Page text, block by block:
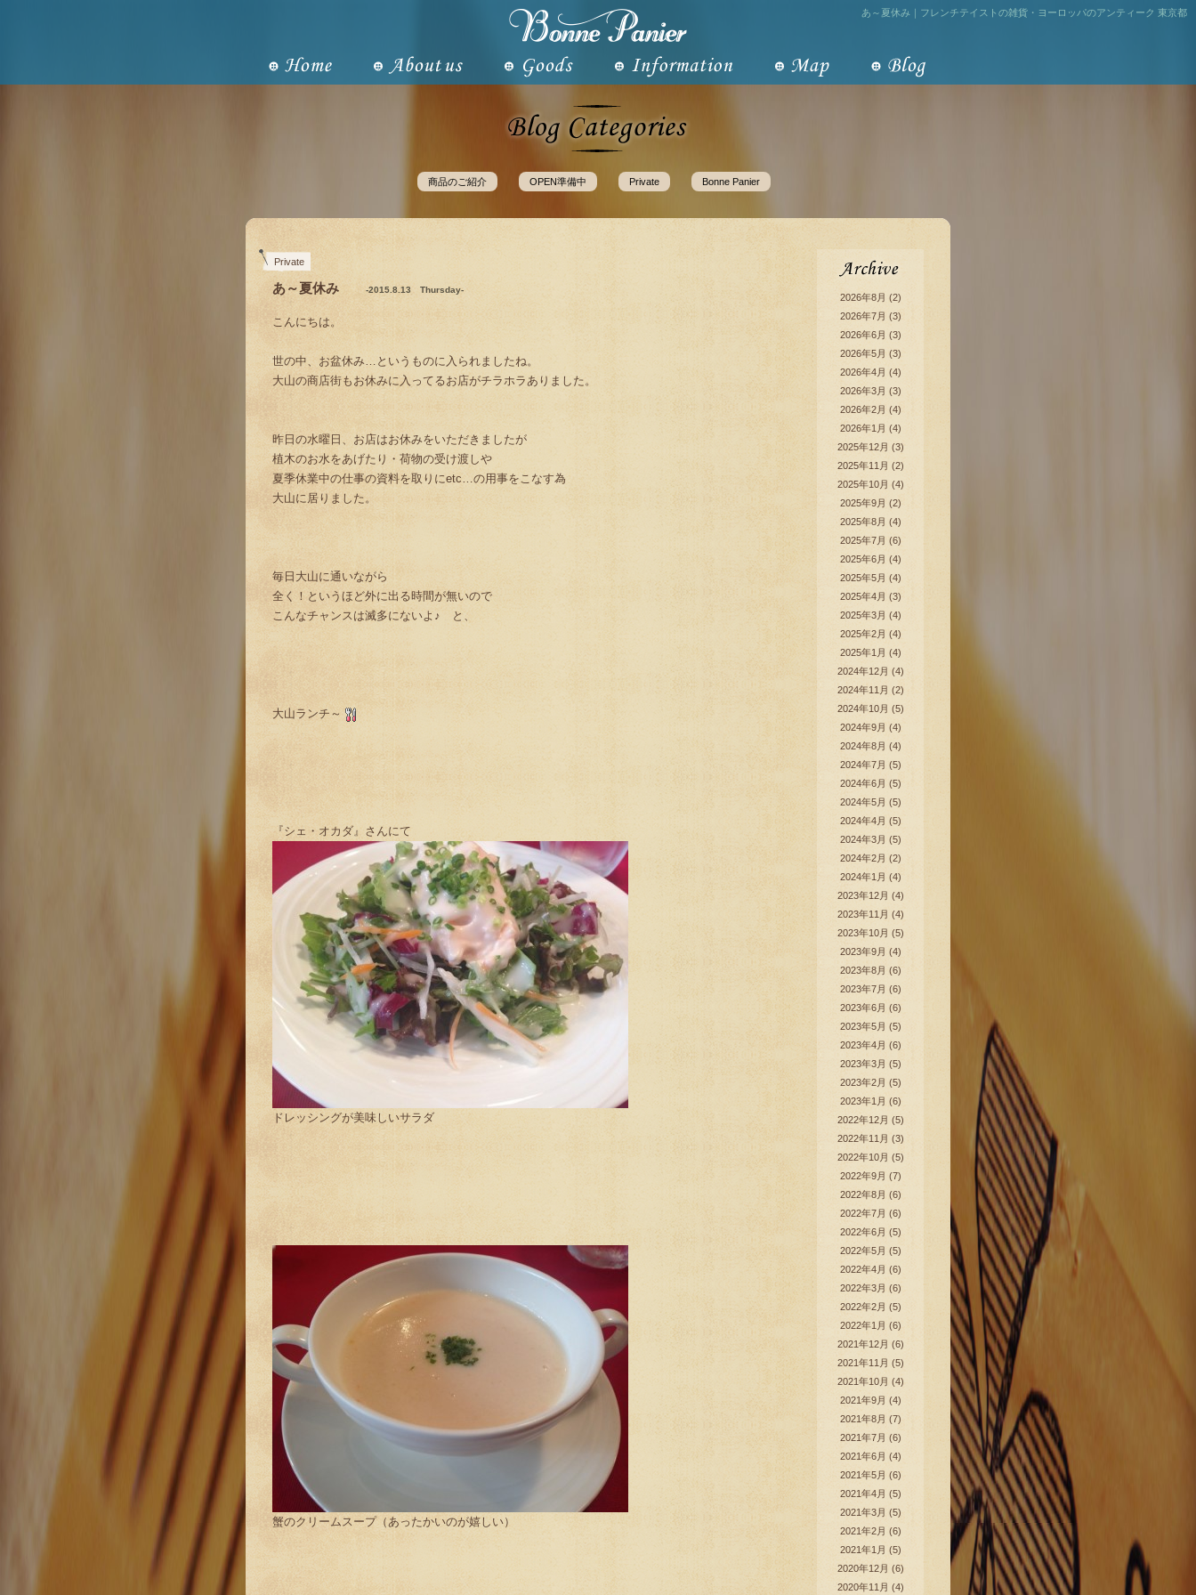
あ～夏休み｜フレンチテイストの雑貨・ヨーロッパのアンティーク 東京都
商品のご紹介 OPEN準備中 Private Bonne Panier
Private
あ～夏休み -2015.8.13 Thursday-
こんにちは。
世の中、お盆休み…というものに入られましたね。
大山の商店街もお休みに入ってるお店がチラホラありました。
昨日の水曜日、お店はお休みをいただきましたが
植木のお水をあげたり・荷物の受け渡しや
夏季休業中の仕事の資料を取りにetc…の用事をこなす為
大山に居りました。
毎日大山に通いながら
全く！というほど外に出る時間が無いので
こんなチャンスは滅多にないよ♪ と、
大山ランチ～
『シェ・オカダ』さんにて
ドレッシングが美味しいサラダ
蟹のクリームスープ（あったかいのが嬉しい）
2026年8月 (2)
2026年7月 (3)
2026年6月 (3)
2026年5月 (3)
2026年4月 (4)
2026年3月 (3)
2026年2月 (4)
2026年1月 (4)
2025年12月 (3)
2025年11月 (2)
2025年10月 (4)
2025年9月 (2)
2025年8月 (4)
2025年7月 (6)
2025年6月 (4)
2025年5月 (4)
2025年4月 (3)
2025年3月 (4)
2025年2月 (4)
2025年1月 (4)
2024年12月 (4)
2024年11月 (2)
2024年10月 (5)
2024年9月 (4)
2024年8月 (4)
2024年7月 (5)
2024年6月 (5)
2024年5月 (5)
2024年4月 (5)
2024年3月 (5)
2024年2月 (2)
2024年1月 (4)
2023年12月 (4)
2023年11月 (4)
2023年10月 (5)
2023年9月 (4)
2023年8月 (6)
2023年7月 (6)
2023年6月 (6)
2023年5月 (5)
2023年4月 (6)
2023年3月 (5)
2023年2月 (5)
2023年1月 (6)
2022年12月 (5)
2022年11月 (3)
2022年10月 (5)
2022年9月 (7)
2022年8月 (6)
2022年7月 (6)
2022年6月 (5)
2022年5月 (5)
2022年4月 (6)
2022年3月 (6)
2022年2月 (5)
2022年1月 (6)
2021年12月 (6)
2021年11月 (5)
2021年10月 (4)
2021年9月 (4)
2021年8月 (7)
2021年7月 (6)
2021年6月 (4)
2021年5月 (6)
2021年4月 (5)
2021年3月 (5)
2021年2月 (6)
2021年1月 (5)
2020年12月 (6)
2020年11月 (4)